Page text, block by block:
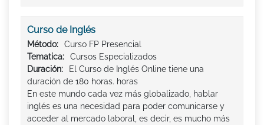
Curso de Inglés
Método:
Curso FP Presencial
Tematica:
Cursos Especializados
Duración:
El Curso de Inglés Online tiene una
duración de 180 horas. horas
En este mundo cada vez más globalizado, hablar
inglés es una necesidad para poder comunicarse y
acceder al mercado laboral, es decir, es mucho más